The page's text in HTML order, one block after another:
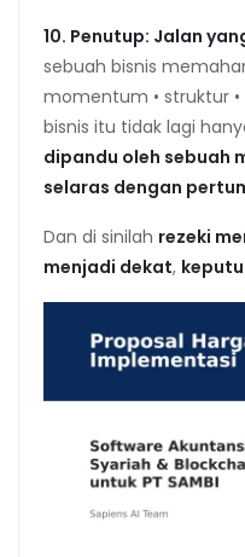
10. Penutup: Jalan
sebuah bisnis
momentum • struktur •
bisnis itu tidak lagi
dipandu oleh sebuah
selaras dengan
Dan di sinilah rezeki
menjadi dekat,